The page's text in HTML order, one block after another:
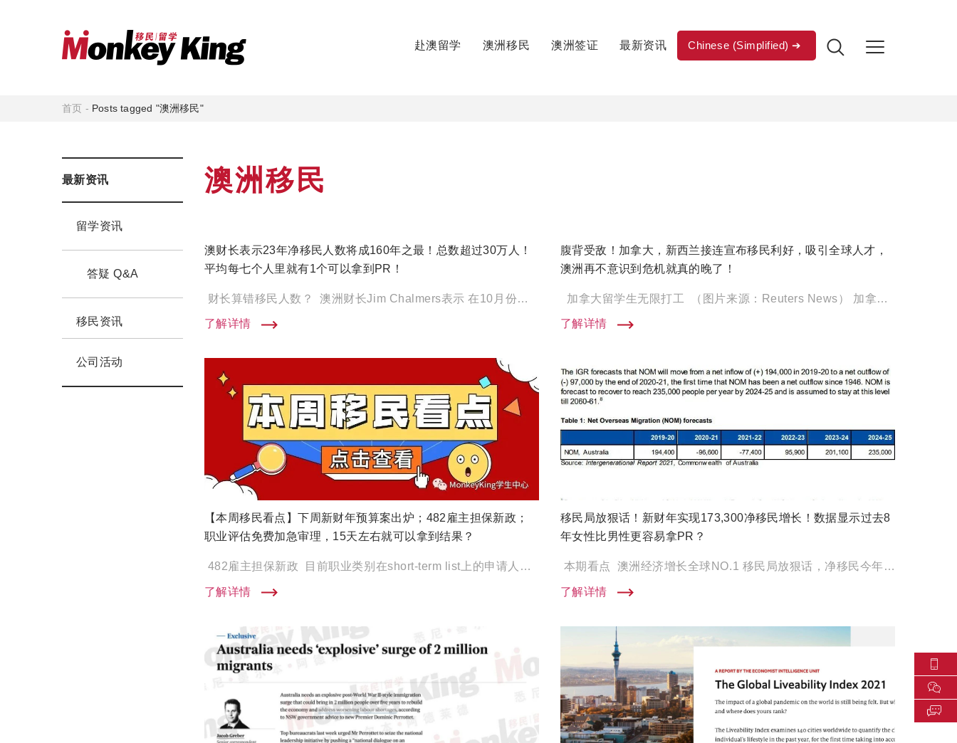
赴澳留学 澳洲移民 澳洲签证 最新资讯 Chinese (Simplified)
首页 - Posts tagged "澳洲移民"
最新资讯
留学资讯
答疑 Q&A
移民资讯
公司活动
澳洲移民
澳财长表示23年净移民人数将成160年之最！总数超过30万人！
平均每七个人里就有1个可以拿到PR！
财长算错移民人数？ 澳洲财长Jim Chalmers表示 在10月份财案中所预计的 23万的移民人数 很有 […]
了解详情
腹背受敌！加拿大，新西兰接连宣布移民利好，吸引全球人才，
澳洲再不意识到危机就真的晚了！
加拿大留学生无限打工 （图片来源：Reuters News） 加拿大移民部长宣布，为了解决加拿大的劳动力 […]
了解详情
【本周移民看点】下周新财年预算案出炉；482雇主担保新政；
职业评估免费加急审理，15天左右就可以拿到结果？
482雇主担保新政 目前职业类别在short-term list上的申请人也可以申请186 TRT的通道。 […]
了解详情
移民局放狠话！新财年实现173,300净移民增长！数据显示过去8
年女性比男性更容易拿PR？
本期看点 澳洲经济增长全球NO.1 移民局放狠话，净移民今年扭亏为盈！ 历史数据告诉你，怎么做更容易拿PR […]
了解详情